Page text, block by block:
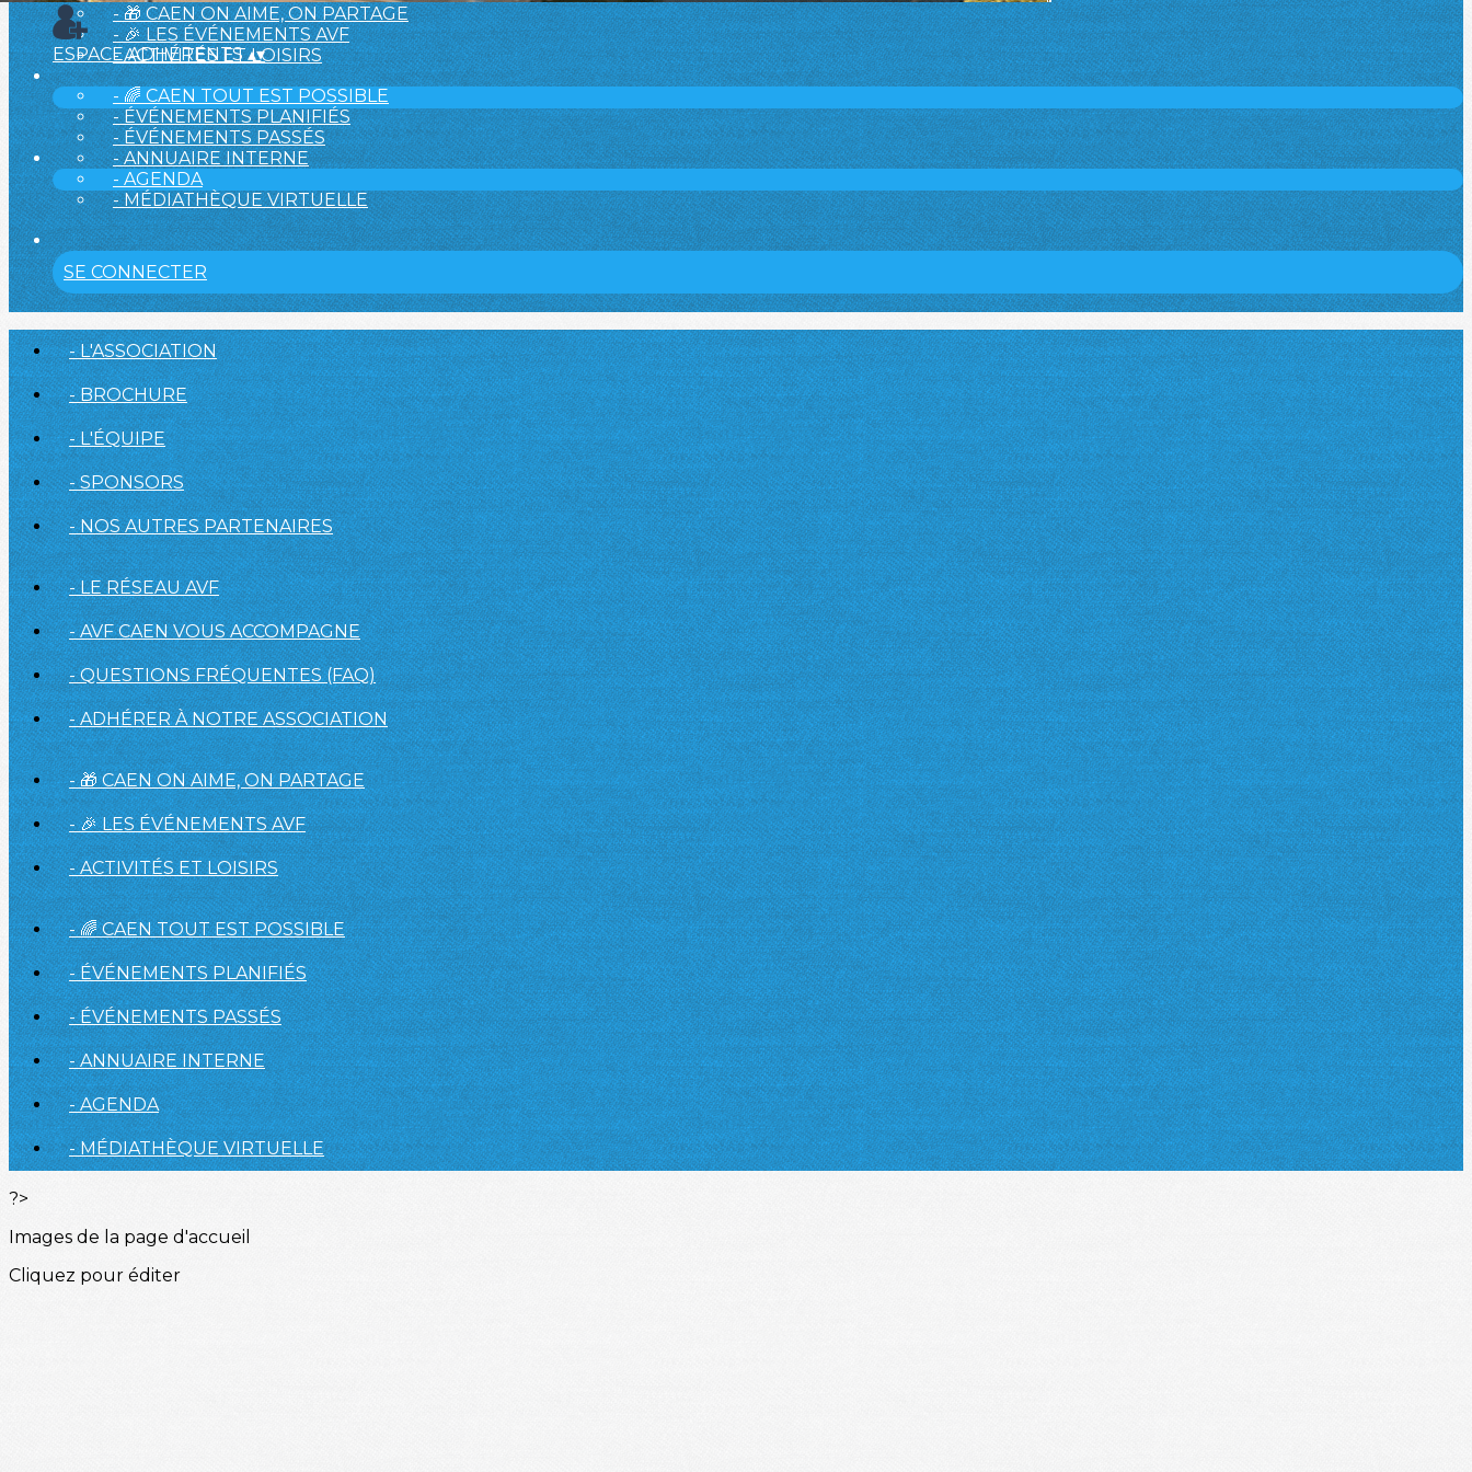
- 🎁 CAEN ON AIME, ON PARTAGE
- 🎉 LES ÉVÉNEMENTS AVF
- ACTIVITÉS ET LOISIRS
ESPACE ADHÉRENTS▴▾
- 🌈 CAEN TOUT EST POSSIBLE
- ÉVÉNEMENTS PLANIFIÉS
- ÉVÉNEMENTS PASSÉS
- ANNUAIRE INTERNE
- AGENDA
- MÉDIATHÈQUE VIRTUELLE
SE CONNECTER
- L'ASSOCIATION
- BROCHURE
- L'ÉQUIPE
- SPONSORS
- NOS AUTRES PARTENAIRES
- LE RÉSEAU AVF
- AVF CAEN VOUS ACCOMPAGNE
- QUESTIONS FRÉQUENTES (FAQ)
- ADHÉRER À NOTRE ASSOCIATION
- 🎁 CAEN ON AIME, ON PARTAGE
- 🎉 LES ÉVÉNEMENTS AVF
- ACTIVITÉS ET LOISIRS
- 🌈 CAEN TOUT EST POSSIBLE
- ÉVÉNEMENTS PLANIFIÉS
- ÉVÉNEMENTS PASSÉS
- ANNUAIRE INTERNE
- AGENDA
- MÉDIATHÈQUE VIRTUELLE
?>
Images de la page d'accueil
Cliquez pour éditer